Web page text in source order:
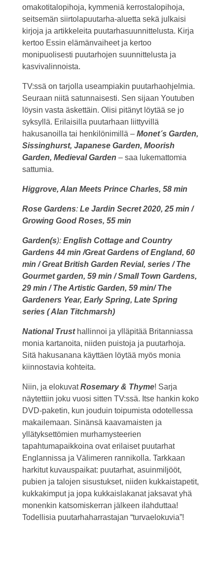
omakotitalopihoja, kymmeniä kerrostalopihoja,
seitsemän siirtolapuutarha-aluetta sekä julkaisi
kirjoja ja artikkeleita puutarhasuunnittelusta. Kirja
kertoo Essin elämänvaiheet ja kertoo
monipuolisesti puutarhojen suunnittelusta ja
kasvivalinnoista.
TV:ssä on tarjolla useampiakin puutarhaohjelmia.
Seuraan niitä satunnaisesti. Sen sijaan Youtuben
löysin vasta äskettäin. Olisi pitänyt löytää se jo
syksyllä. Erilaisilla puutarhaan liittyvillä
hakusanoilla tai henkilönimillä – Monet´s Garden,
Sissinghurst, Japanese Garden, Moorish
Garden, Medieval Garden – saa lukemattomia
sattumia.
Higgrove, Alan Meets Prince Charles, 58 min
Rose Gardens: Le Jardin Secret 2020, 25 min /
Growing Good Roses, 55 min
Garden(s): English Cottage and Country
Gardens 44 min /Great Gardens of England, 60
min / Great British Garden Revial, series / The
Gourmet garden, 59 min / Small Town Gardens,
29 min / The Artistic Garden, 59 min/ The
Gardeners Year, Early Spring, Late Spring
series ( Alan Titchmarsh)
National Trusthallinnoi ja ylläpitää Britanniassa
monia kartanoita, niiden puistoja ja puutarhoja.
Sitä hakusanana käyttäen löytää myös monia
kiinnostavia kohteita.
Niin, ja elokuvatRosemary & Thyme! Sarja
näytettiin joku vuosi sitten TV:ssä. Itse hankin koko
DVD-paketin, kun jouduin toipumista odotellessa
makailemaan. Sinänsä kaavamaisten ja
yllätyksettömien murhamysteerien
tapahtumapaikkoina ovat erilaiset puutarhat
Englannissa ja Välimeren rannikolla. Tarkkaan
harkitut kuvauspaikat: puutarhat, asuinmiljööt,
pubien ja talojen sisustukset, niiden kukkaistapetit,
kukkakimput ja jopa kukkaislakanat jaksavat yhä
monenkin katsomiskerran jälkeen ilahduttaa!
Todellisia puutarhaharrastajan “turvaelokuvia”!